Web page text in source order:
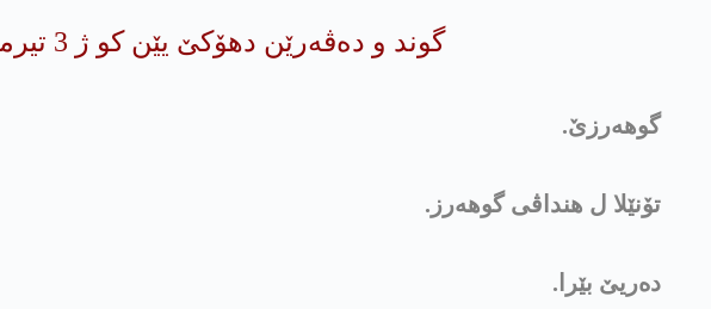
گوند و ده‌ڤه‌رێن دهۆكێ یێن كو ژ 3 تیرمه‌هێ ڤه‌ ب سه‌ده‌ما په‌كه‌كێ راستی بۆمبه‌بارانێ هاتین:
گوهه‌رزێ.
تۆنێلا ل هنداڤی گوهه‌رز.
دەریێ بێرا.